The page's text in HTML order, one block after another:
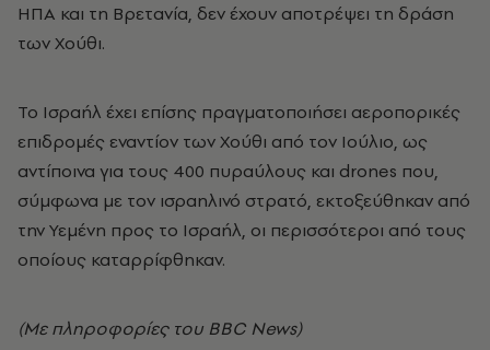
ΗΠΑ και τη Βρετανία, δεν έχουν αποτρέψει τη δράση
των Χούθι.
Το Ισραήλ έχει επίσης πραγματοποιήσει αεροπορικές
επιδρομές εναντίον των Χούθι από τον Ιούλιο, ως
αντίποινα για τους 400 πυραύλους και drones που,
σύμφωνα με τον ισραηλινό στρατό, εκτοξεύθηκαν από
την Υεμένη προς το Ισραήλ, οι περισσότεροι από τους
οποίους καταρρίφθηκαν.
(Με πληροφορίες του BBC News)